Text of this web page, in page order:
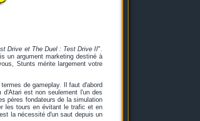
Drive et The Duel : Test Drive II".
un argument marketing destiné à
Stunts mérite largement votre
de gameplay. Il faut d'abord
est non seulement l'un des
pères fondateurs de la simulation
les tours en évitant le trafic et en
la nécessité d'un saut depuis un